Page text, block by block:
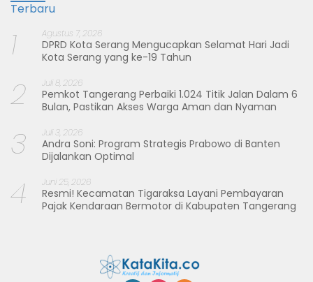
Terbaru
1 Agustus 7, 2026
DPRD Kota Serang Mengucapkan Selamat Hari Jadi
Kota Serang yang ke-19 Tahun
2 Juli 8, 2026
Pemkot Tangerang Perbaiki 1.024 Titik Jalan Dalam 6
Bulan, Pastikan Akses Warga Aman dan Nyaman
3 Juli 3, 2026
Andra Soni: Program Strategis Prabowo di Banten
Dijalankan Optimal
4 Juni 25, 2026
Resmi! Kecamatan Tigaraksa Layani Pembayaran
Pajak Kendaraan Bermotor di Kabupaten Tangerang